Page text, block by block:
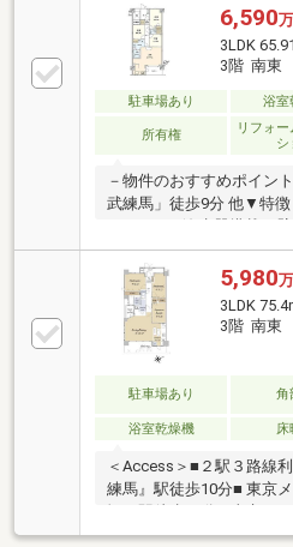
BOSCH製フロントオー
チレス水栓(LIXIL)を搭載
室は、お子様を見守りや
ました。お掃除楽々な「
製1418浴室や、足元から
備も充実。池袋へ直通約
笑顔あふれる新生活を！
6,590
3LDK
3階 南東
駐車場あり 浴室
所有権
リフォ
シ
－物件のおすすめポイン
武練馬」徒歩9分 他▼特
したLDK・浄水器搭載の
に配慮された門扉付玄関
ボックス付▼設備・床暖
▼2026年9月室内リフォ
UB、洗面化粧台、トイレ
ローリング張替 他▼周辺
町2丁目店 徒歩3分(約
手伝いします ━━━━━・
5,980
3LDK
3階 南東
駐車場あり 角
浴室乾燥機
床
＜Access＞■２駅３路線
練馬』駅徒歩10分■ 東京
塚』駅徒歩14分■ 東京メ
駅徒歩14分＜SalesPoint